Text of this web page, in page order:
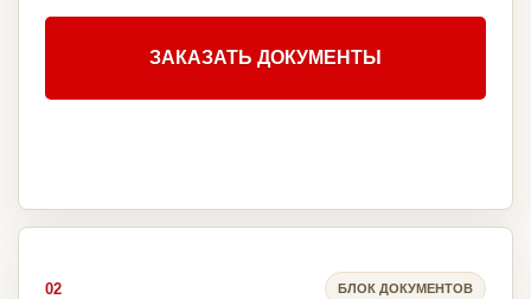
ЗАКАЗАТЬ ДОКУМЕНТЫ
02 БЛОК ДОКУМЕНТОВ